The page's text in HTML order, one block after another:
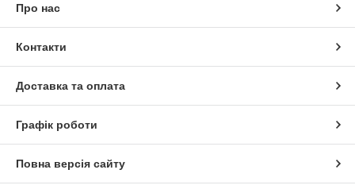
Про нас
Контакти
Доставка та оплата
Графік роботи
Повна версія сайту